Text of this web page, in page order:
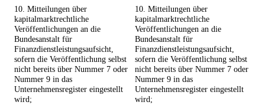
10. Mitteilungen über
kapitalmarktrechtliche
Veröffentlichungen an die
Bundesanstalt für
Finanzdienstleistungsaufsicht,
sofern die Veröffentlichung selbst
nicht bereits über Nummer 7 oder
Nummer 9 in das
Unternehmensregister eingestellt
wird;
10. Mitteilungen über
kapitalmarktrechtliche
Veröffentlichungen an die
Bundesanstalt für
Finanzdienstleistungsaufsicht,
sofern die Veröffentlichung selbst
nicht bereits über Nummer 7 oder
Nummer 9 in das
Unternehmensregister eingestellt
wird;